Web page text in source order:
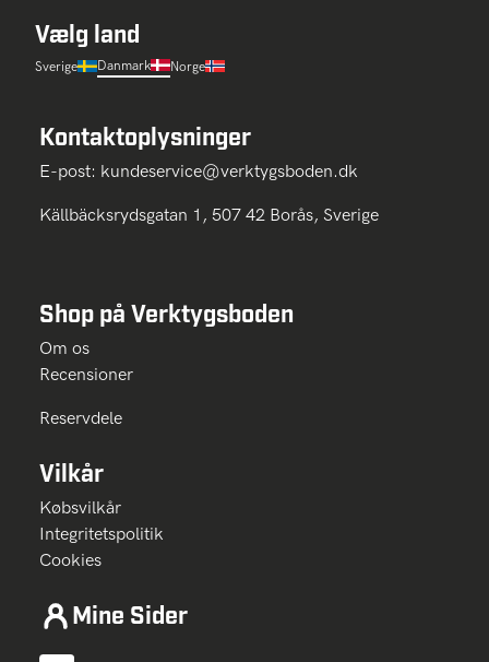
Vælg land
Sverige Danmark Norge
Kontaktoplysninger
E-post: kundeservice@verktygsboden.dk
Källbäcksrydsgatan 1, 507 42 Borås, Sverige
Shop på Verktygsboden
Om os
Recensioner
Reservdele
Vilkår
Købsvilkår
Integritetspolitik
Cookies
Mine Sider